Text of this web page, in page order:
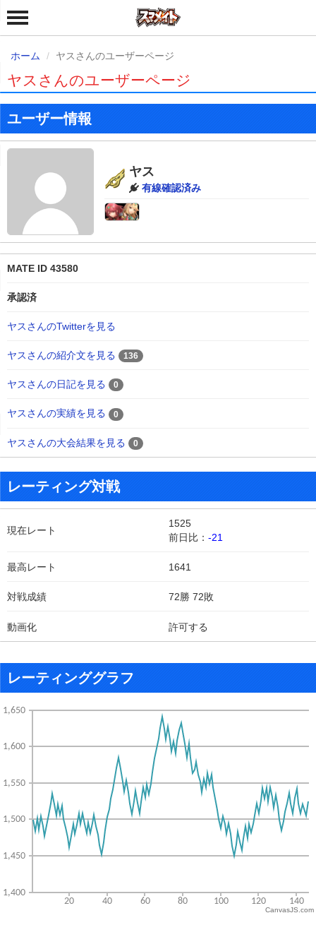
ホーム ヤスさんのユーザーページ
ヤスさんのユーザーページ
ユーザー情報
ヤス
有線確認済み
MATE ID 43580
承認済
ヤスさんのTwitterを見る
ヤスさんの紹介文を見る 136
ヤスさんの日記を見る 0
ヤスさんの実績を見る 0
ヤスさんの大会結果を見る 0
レーティング対戦
現在レート
1525
前日比： -21
最高レート 1641
対戦成績 72勝 72敗
動画化 許可する
レーティンググラフ
CanvasJS.com